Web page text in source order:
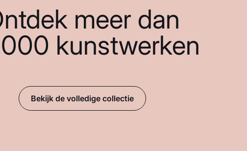
meer dan
kunstwerken
Bekijk de volledige collectie